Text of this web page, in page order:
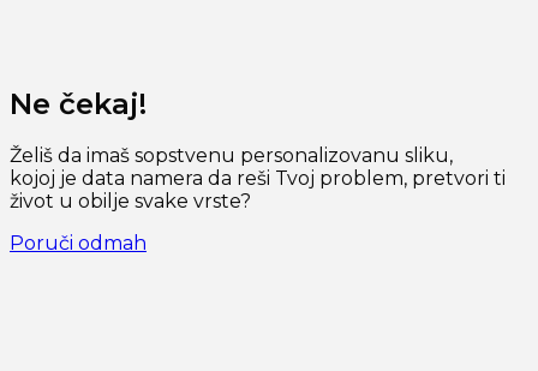
Ne čekaj!​
Želiš da imaš sopstvenu personalizovanu sliku,
kojoj je data namera da reši Tvoj problem, pretvori ti
život u obilje svake vrste?
Poruči odmah